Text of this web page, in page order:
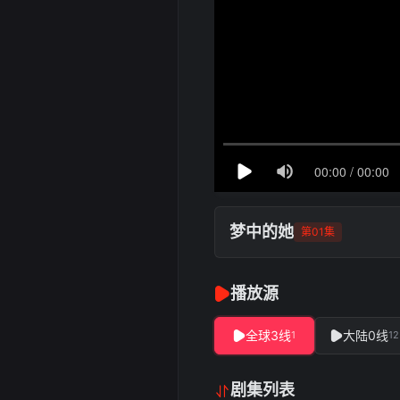
梦中的她 第01集
播放源
全球3线1 大陆0线12
剧集列表